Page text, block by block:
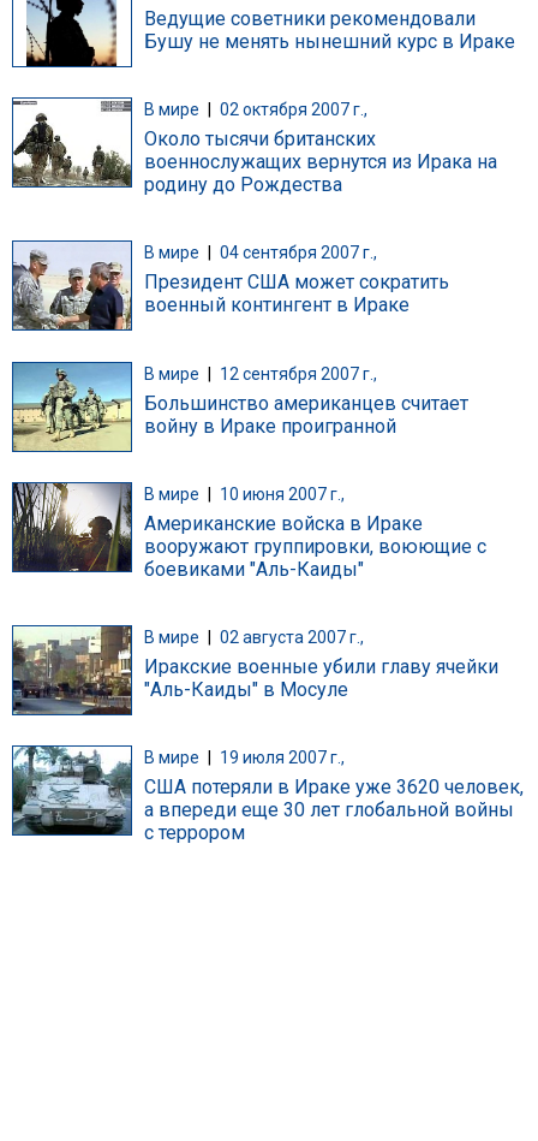
Ведущие советники рекомендовали
Бушу не менять нынешний курс в Ираке
В мире 02 октября 2007 г.,
Около тысячи британских
военнослужащих вернутся из Ирака на
родину до Рождества
В мире 04 сентября 2007 г.,
Президент США может сократить
военный контингент в Ираке
В мире | 12 сентября 2007 г.,
Большинство американцев считает
войну в Ираке проигранной
В мире 10 июня 2007 г.,
Американские войска в Ираке
вооружают группировки, воюющие с
боевиками "Аль-Каиды"
В мире 02 августа 2007 г.,
Иракские военные убили главу ячейки
"Аль-Каиды" в Мосуле
В мире 19 июля 2007 г.,
США потеряли в Ираке уже 3620 человек,
а впереди еще 30 лет глобальной войны
с террором